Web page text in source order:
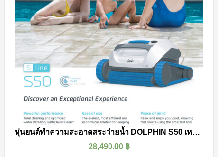
หุ่นยนต์ทำความสะอาดสระว่ายน้ำ DOLPHIN S50 เหมาะสำหรับสระบนอาคารและสระเหนือพื้นดิน
28,490.00 ฿